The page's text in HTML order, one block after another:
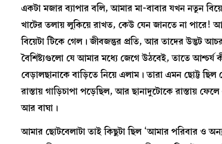
একটা মজার ব্যাপার বলি, আমার মা-বাবার যখন নতুন
খাটের তলায় লুকিয়ে রাখত, কেউ যেন জানতে না
বিয়েটা টিকে গেল। জীবজন্তুর প্রতি, আর তাদের উদ্ভট
বৈশিষ্ট্যগুলো যে আমার মধ্যে জেগে উঠবেই, তাতে
বেড়ালছানাকে বাড়িতে নিয়ে এলাম। তারা এমন ছোট্ট
রাস্তায় গাড়িচাপা পড়েছিল, আর ছানাদুটোকে রাস্তায়
আর বাঘা।
আমার ছোটবেলাটা তাই কিছুটা ছিল ‘আমার পরিবার ও